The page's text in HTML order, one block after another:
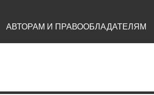
АВТОРАМ И ПРАВООБЛАДАТЕЛЯМ